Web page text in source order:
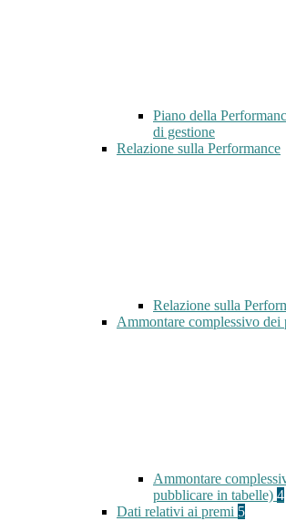
Piano della
di gestione
Relazione sulla Performance
Relazione sulla
Ammontare complessivo dei
Ammontare
pubblicare in tabelle) 4
Dati relativi ai premi 5